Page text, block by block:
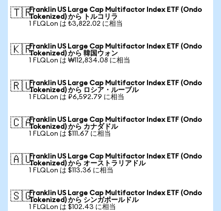
🇹🇷Franklin US Large Cap Multifactor Index ETF (Ondo
Tokenized) から トルコリラ
1 FLQLon は ₺3,822.02 に相当
🇰🇷Franklin US Large Cap Multifactor Index ETF (Ondo
Tokenized) から 韓国ウォン
1 FLQLon は ₩112,834.08 に相当
🇷🇺Franklin US Large Cap Multifactor Index ETF (Ondo
Tokenized) から ロシア・ルーブル
1 FLQLon は ₽6,592.79 に相当
🇨🇦Franklin US Large Cap Multifactor Index ETF (Ondo
Tokenized) から カナダドル
1 FLQLon は $111.67 に相当
🇦🇺Franklin US Large Cap Multifactor Index ETF (Ondo
Tokenized) から オーストラリアドル
1 FLQLon は $113.36 に相当
🇸🇬Franklin US Large Cap Multifactor Index ETF (Ondo
Tokenized) から シンガポールドル
1 FLQLon は $102.43 に相当